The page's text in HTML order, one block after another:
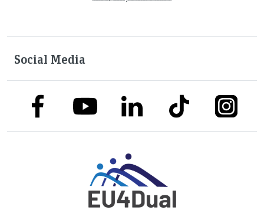
Social Media
link to facebooklink to youtubelink to linkedinlink to tiktok link to